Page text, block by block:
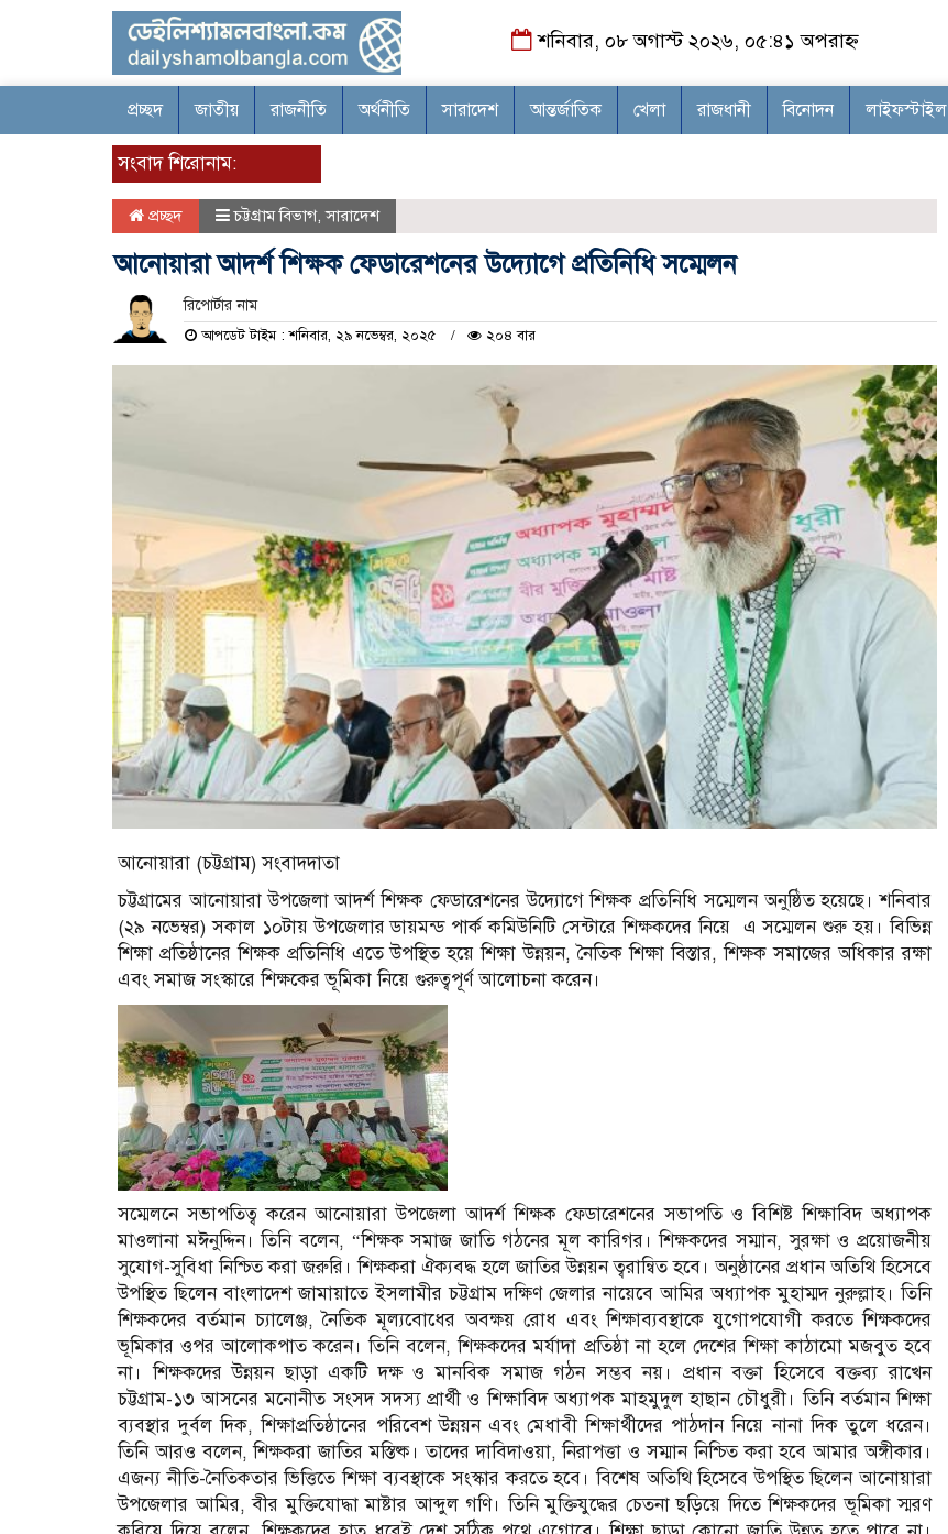
শনিবার, ০৮ অগাস্ট ২০২৬, ০৫:৪১ অপরাহ্ন
প্রচ্ছদ জাতীয় রাজনীতি অর্থনীতি সারাদেশ আন্তর্জাতিক খেলা রাজধানী বিনোদন লাইফস্টাইল
সংবাদ শিরোনাম:
প্রচ্ছদ চট্টগ্রাম বিভাগ,সারাদেশ
আনোয়ারা আদর্শ শিক্ষক ফেডারেশনের উদ্যোগে প্রতিনিধি সম্মেলন
রিপোর্টার নাম
আপডেট টাইম : শনিবার, ২৯ নভেম্বর, ২০২৫ ২০৪ বার
আনোয়ারা (চট্টগ্রাম) সংবাদদাতা
চট্টগ্রামের আনোয়ারা উপজেলা আদর্শ শিক্ষক ফেডারেশনের উদ্যোগে শিক্ষক প্রতিনিধি সম্মেলন অনুষ্ঠিত হয়েছে। শনিবার
(২৯ নভেম্বর) সকাল ১০টায় উপজেলার ডায়মন্ড পার্ক কমিউনিটি সেন্টারে শিক্ষকদের নিয়ে এ সম্মেলন শুরু হয়। বিভিন্ন
শিক্ষা প্রতিষ্ঠানের শিক্ষক প্রতিনিধি এতে উপস্থিত হয়ে শিক্ষা উন্নয়ন, নৈতিক শিক্ষা বিস্তার, শিক্ষক সমাজের অধিকার রক্ষা
এবং সমাজ সংস্কারে শিক্ষকের ভূমিকা নিয়ে গুরুত্বপূর্ণ আলোচনা করেন।
সম্মেলনে সভাপতিত্ব করেন আনোয়ারা উপজেলা আদর্শ শিক্ষক ফেডারেশনের সভাপতি ও বিশিষ্ট শিক্ষাবিদ অধ্যাপক
মাওলানা মঈনুদ্দিন। তিনি বলেন, “শিক্ষক সমাজ জাতি গঠনের মূল কারিগর। শিক্ষকদের সম্মান, সুরক্ষা ও প্রয়োজনীয়
সুযোগ-সুবিধা নিশ্চিত করা জরুরি। শিক্ষকরা ঐক্যবদ্ধ হলে জাতির উন্নয়ন ত্বরান্বিত হবে। অনুষ্ঠানের প্রধান অতিথি হিসেবে
উপস্থিত ছিলেন বাংলাদেশ জামায়াতে ইসলামীর চট্টগ্রাম দক্ষিণ জেলার নায়েবে আমির অধ্যাপক মুহাম্মদ নুরুল্লাহ। তিনি
শিক্ষকদের বর্তমান চ্যালেঞ্জ, নৈতিক মূল্যবোধের অবক্ষয় রোধ এবং শিক্ষাব্যবস্থাকে যুগোপযোগী করতে শিক্ষকদের
ভূমিকার ওপর আলোকপাত করেন। তিনি বলেন, শিক্ষকদের মর্যাদা প্রতিষ্ঠা না হলে দেশের শিক্ষা কাঠামো মজবুত হবে
না। শিক্ষকদের উন্নয়ন ছাড়া একটি দক্ষ ও মানবিক সমাজ গঠন সম্ভব নয়। প্রধান বক্তা হিসেবে বক্তব্য রাখেন
চট্টগ্রাম-১৩ আসনের মনোনীত সংসদ সদস্য প্রার্থী ও শিক্ষাবিদ অধ্যাপক মাহমুদুল হাছান চৌধুরী। তিনি বর্তমান শিক্ষা
ব্যবস্থার দুর্বল দিক, শিক্ষাপ্রতিষ্ঠানের পরিবেশ উন্নয়ন এবং মেধাবী শিক্ষার্থীদের পাঠদান নিয়ে নানা দিক তুলে ধরেন।
তিনি আরও বলেন, শিক্ষকরা জাতির মস্তিষ্ক। তাদের দাবিদাওয়া, নিরাপত্তা ও সম্মান নিশ্চিত করা হবে আমার অঙ্গীকার।
এজন্য নীতি-নৈতিকতার ভিত্তিতে শিক্ষা ব্যবস্থাকে সংস্কার করতে হবে। বিশেষ অতিথি হিসেবে উপস্থিত ছিলেন আনোয়ারা
উপজেলার আমির, বীর মুক্তিযোদ্ধা মাষ্টার আব্দুল গণি। তিনি মুক্তিযুদ্ধের চেতনা ছড়িয়ে দিতে শিক্ষকদের ভূমিকা স্মরণ